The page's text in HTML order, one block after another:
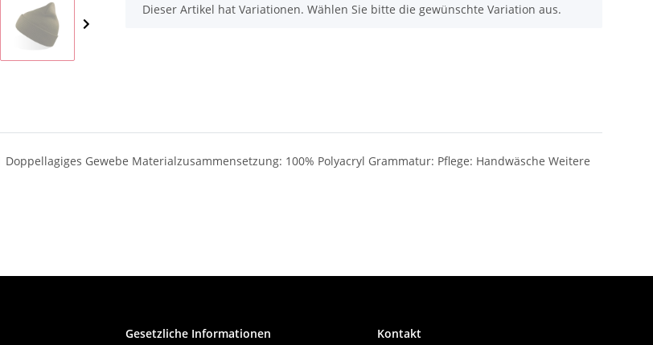
x
Dieser Artikel hat Variationen. Wählen Sie bitte die gewünschte Variation aus.
Gewebe Materialzusammensetzung: 100% Polyacryl Grammatur: Pflege: Handwäsche Weitere
Gesetzliche Informationen Kontakt